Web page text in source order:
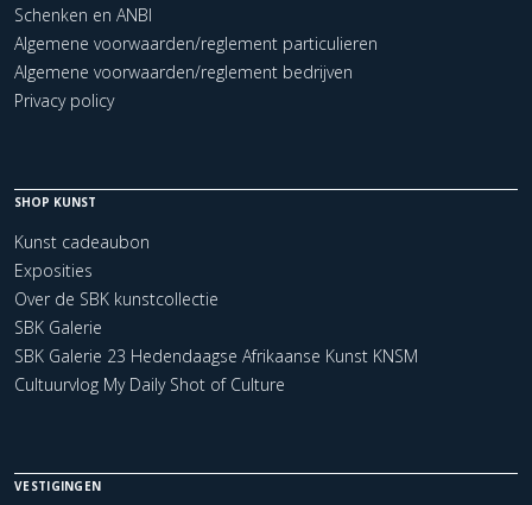
Schenken en ANBI
Algemene voorwaarden/reglement particulieren
Algemene voorwaarden/reglement bedrijven
Privacy policy
SHOP KUNST
Kunst cadeaubon
Exposities
Over de SBK kunstcollectie
SBK Galerie
SBK Galerie 23 Hedendaagse Afrikaanse Kunst KNSM
Cultuurvlog My Daily Shot of Culture
VESTIGINGEN